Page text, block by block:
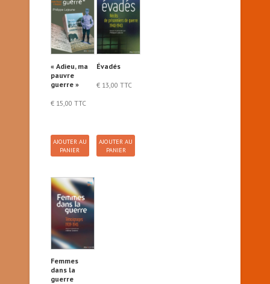
« Adieu, ma
pauvre
guerre »
€ 15,00 TTC
AJOUTER AU
PANIER
Évadés
€ 13,00 TTC
AJOUTER AU
PANIER
Femmes
dans la
guerre